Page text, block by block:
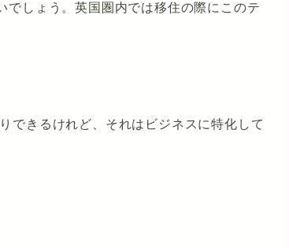
でしょう。英国圏内では移住の際にこのテ
できるけれど、それはビジネスに特化して